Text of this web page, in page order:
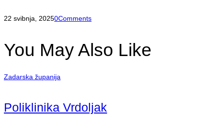
22 svibnja, 20250Comments
You May Also Like
Zadarska županija
Poliklinika Vrdoljak